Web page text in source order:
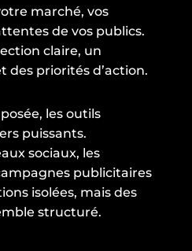
marché, vos
de vos publics.
claire, un
des priorités d’action.
les outils
puissants.
sociaux, les
publicitaires
isolées, mais des
structuré.